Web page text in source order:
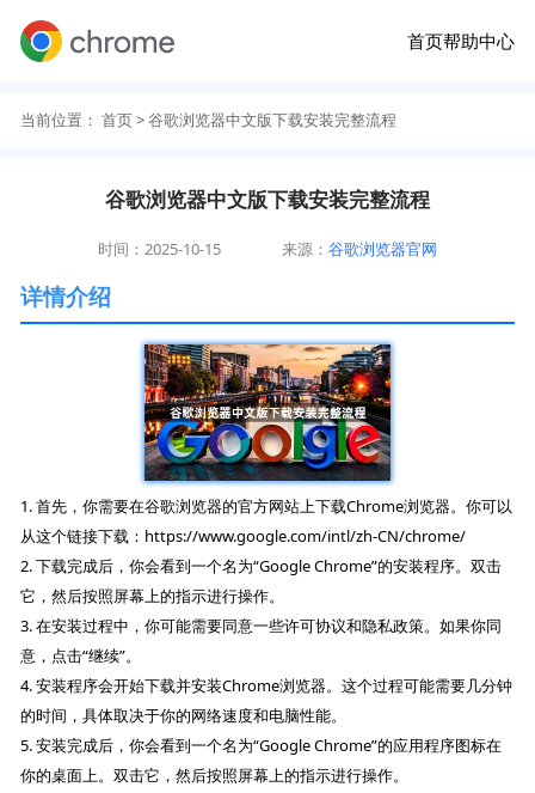
首页帮助中心
当前位置： 首页> 谷歌浏览器中文版下载安装完整流程
谷歌浏览器中文版下载安装完整流程
时间：2025-10-15 来源：谷歌浏览器官网
详情介绍
1. 首先，你需要在谷歌浏览器的官方网站上下载Chrome浏览器。你可以
从这个链接下载：https://www.google.com/intl/zh-CN/chrome/
2. 下载完成后，你会看到一个名为“Google Chrome”的安装程序。双击
它，然后按照屏幕上的指示进行操作。
3. 在安装过程中，你可能需要同意一些许可协议和隐私政策。如果你同
意，点击“继续”。
4. 安装程序会开始下载并安装Chrome浏览器。这个过程可能需要几分钟
的时间，具体取决于你的网络速度和电脑性能。
5. 安装完成后，你会看到一个名为“Google Chrome”的应用程序图标在
你的桌面上。双击它，然后按照屏幕上的指示进行操作。